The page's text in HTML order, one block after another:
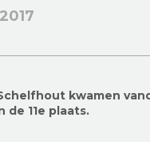
kwamen
11e plaats.